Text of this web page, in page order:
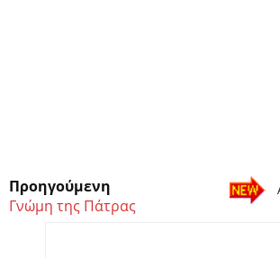
Προηγούμενη
Γνώμη της Πάτρας